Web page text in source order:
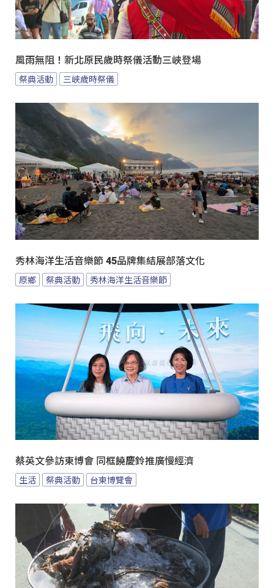
風雨無阻！新北原民歲時祭儀活動三峽登場
祭典活動 三峽歲時祭儀
秀林海洋生活音樂節 45品牌集結展部落文化
原鄉 祭典活動 秀林海洋生活音樂節
蔡英文參訪東博會 同框饒慶鈴推廣慢經濟
生活 祭典活動 台東博覽會